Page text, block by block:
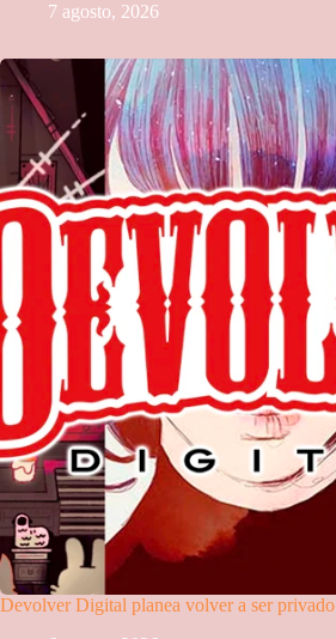
7 agosto, 2026
Devolver Digital planea volver a ser privado